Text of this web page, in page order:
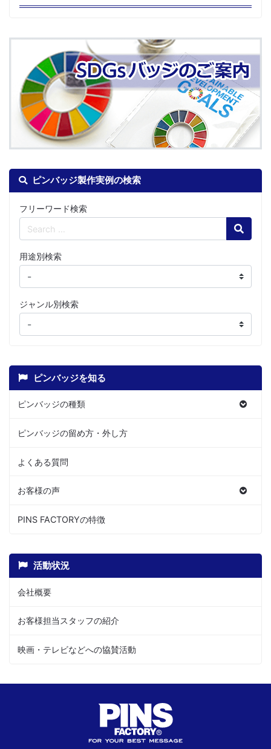
ピンバッジ製作実例の検索
フリーワード検索
Search
用途別検索
ジャンル別検索
ピンバッジを知る
ピンバッジの種類
ピンバッジの留め方・外し方
よくある質問
お客様の声
PINS FACTORYの特徴
活動状況
会社概要
お客様担当スタッフの紹介
映画・テレビなどへの協賛活動